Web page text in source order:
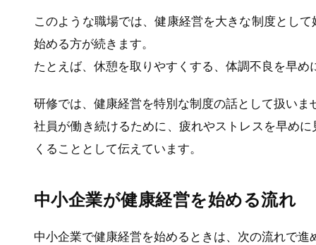
このような職場では、健康経営を大きな制度とし
始める方が続きます。
たとえば、休憩を取りやすくする、体調不良を早
研修では、健康経営を特別な制度の話として扱いま
社員が働き続けるために、疲れやストレスを早め
くることとして伝えています。
中小企業が健康経営を始める流れ
中小企業で健康経営を始めるときは、次の流れで